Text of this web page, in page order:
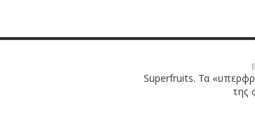
Superfruits. Τα
της